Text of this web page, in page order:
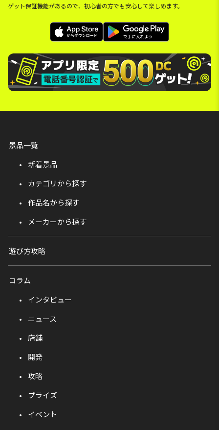
ゲット保証機能があるので、初心者の方でも安心して楽しめます。
景品一覧
新着景品
カテゴリから探す
作品名から探す
メーカーから探す
遊び方攻略
コラム
インタビュー
ニュース
店舗
開発
攻略
プライズ
イベント